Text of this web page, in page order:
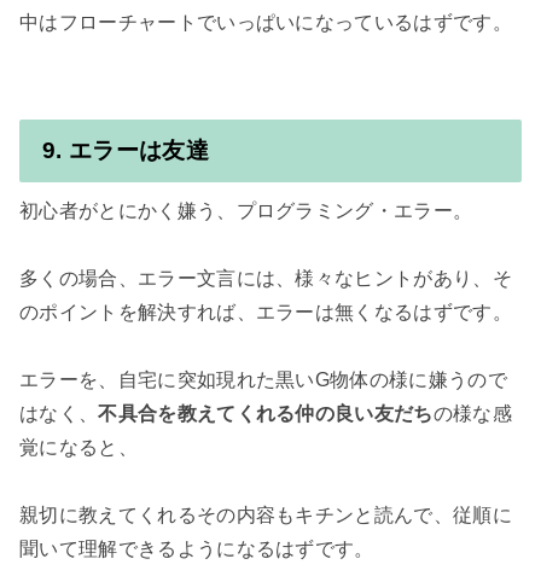
中はフローチャートでいっぱいになっているはずです。
9. エラーは友達
初心者がとにかく嫌う、プログラミング・エラー。
多くの場合、エラー文言には、様々なヒントがあり、そ
のポイントを解決すれば、エラーは無くなるはずです。
エラーを、自宅に突如現れた黒いG物体の様に嫌うので
はなく、不具合を教えてくれる仲の良い友だちの様な感
覚になると、
親切に教えてくれるその内容もキチンと読んで、従順に
聞いて理解できるようになるはずです。